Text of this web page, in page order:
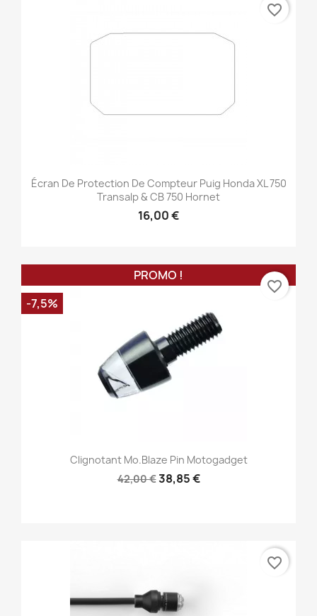
Écran De Protection De Compteur Puig Honda XL 750
Transalp & CB 750 Hornet
16,00 €
favorite_border
Clignotant Mo.blaze Pin Motogadget
42,00 €38,85 €
PROMO !
-7,5%
favorite_border
favorite_border